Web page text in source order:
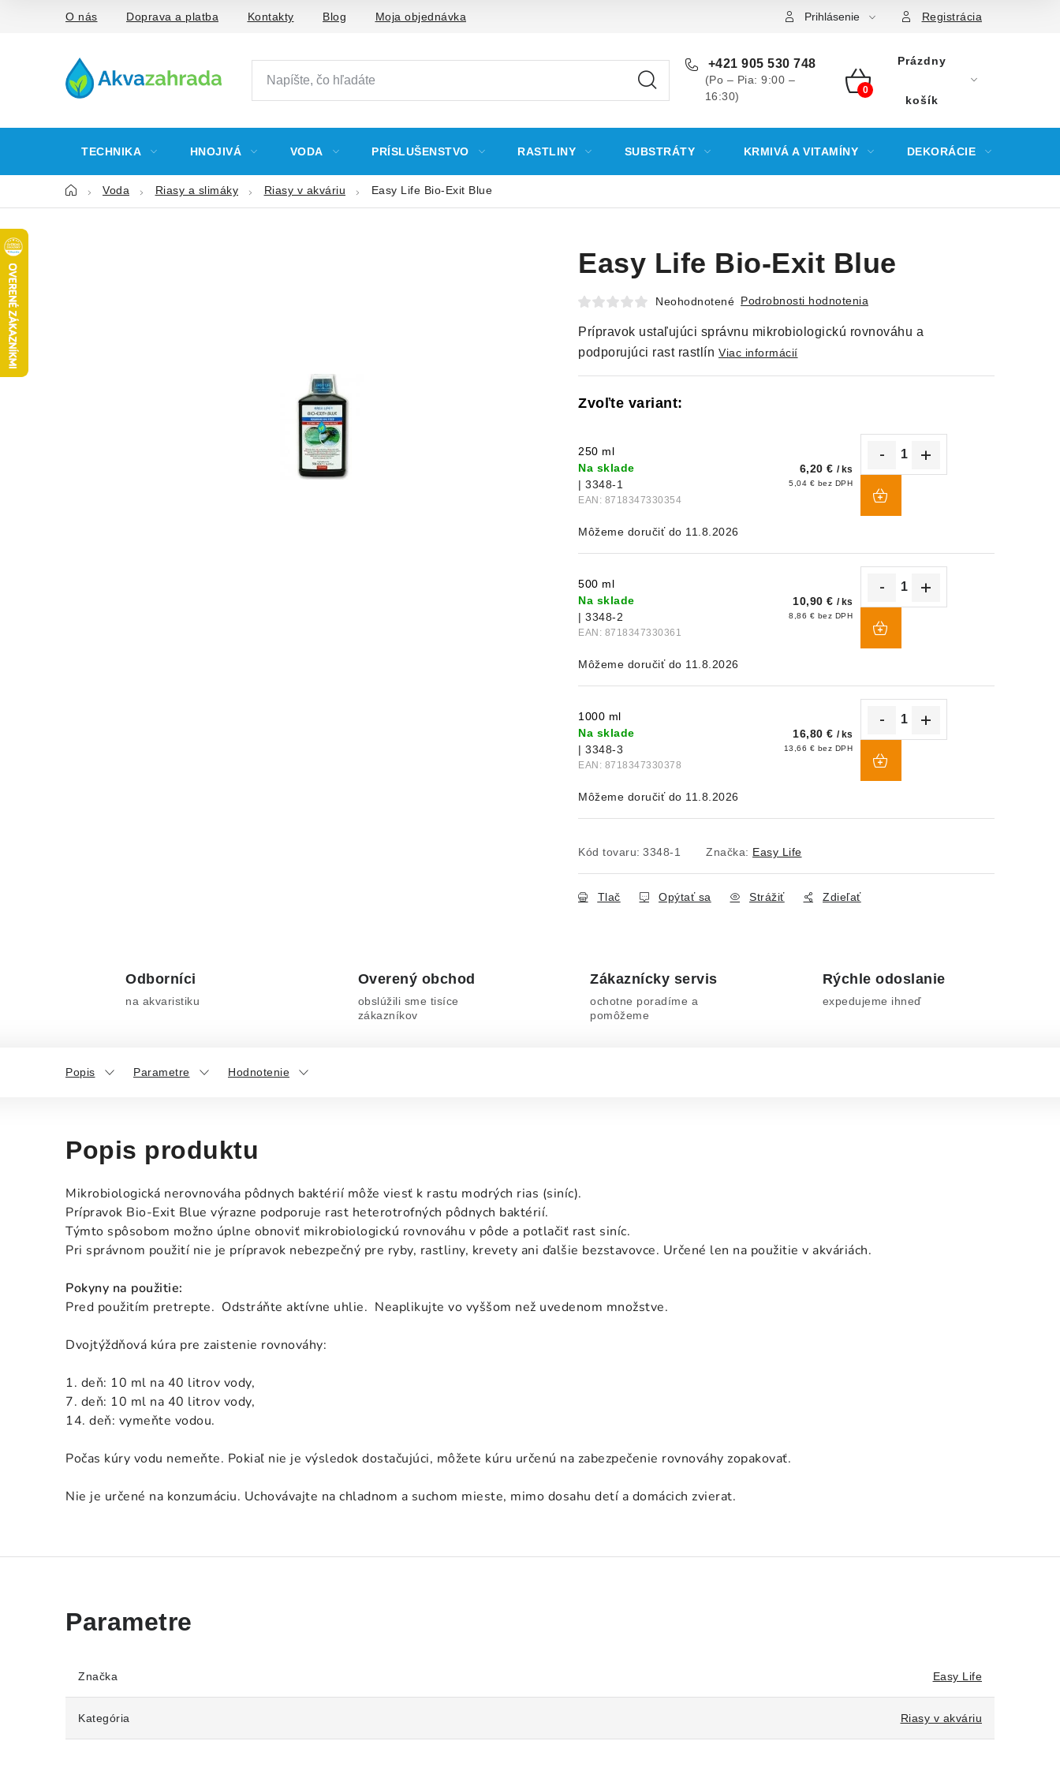
O nás Doprava a platba Kontakty Blog Moja objednávka Prihlásenie Registrácia
+421 905 530 748
(Po – Pia: 9:00 –
16:30)
NÁKUPNÝ
Prázdny
košík
TECHNIKA HNOJIVÁ VODA PRÍSLUŠENSTVO RASTLINY SUBSTRÁTY KRMIVÁ A VITAMÍNY DEKORÁCIE
DomovVoda Riasy a slimáky Riasy v akváriu Easy Life Bio-Exit Blue
Easy Life Bio-Exit Blue
Neohodnotené Podrobnosti hodnotenia
Prípravok ustaľujúci správnu mikrobiologickú rovnováhu a
podporujúci rast rastlín Viac informácií
250 ml
Na sklade
| 3348-1
EAN: 8718347330354
6,20 € / ks
5,04 € bez DPH
11.8.2026
500 ml
Na sklade
| 3348-2
EAN: 8718347330361
10,90 € / ks
8,86 € bez DPH
11.8.2026
1000 ml
Na sklade
| 3348-3
EAN: 8718347330378
16,80 € / ks
13,66 € bez DPH
11.8.2026
Kód tovaru: 3348-1 Značka: Easy Life
Tlač Opýtať sa Strážiť Zdieľať
Odborníci
na akvaristiku
Overený obchod
obslúžili sme tisíce
zákazníkov
Zákaznícky servis
ochotne poradíme a
pomôžeme
Rýchle odoslanie
expedujeme ihneď
Popis Parametre Hodnotenie
Popis produktu
Mikrobiologická nerovnováha pôdnych baktérií môže viesť k rastu modrých rias (siníc).
Prípravok Bio-Exit Blue výrazne podporuje rast heterotrofných pôdnych baktérií.
Týmto spôsobom možno úplne obnoviť mikrobiologickú rovnováhu v pôde a potlačiť rast siníc.
Pri správnom použití nie je prípravok nebezpečný pre ryby, rastliny, krevety ani ďalšie bezstavovce. Určené len na použitie v akváriách.
Pokyny na použitie:
Pred použitím pretrepte. Odstráňte aktívne uhlie. Neaplikujte vo vyššom než uvedenom množstve.
Dvojtýždňová kúra pre zaistenie rovnováhy:
1. deň: 10 ml na 40 litrov vody,
7. deň: 10 ml na 40 litrov vody,
14. deň: vymeňte vodou.
Počas kúry vodu nemeňte. Pokiaľ nie je výsledok dostačujúci, môžete kúru určenú na zabezpečenie rovnováhy zopakovať.
Nie je určené na konzumáciu. Uchovávajte na chladnom a suchom mieste, mimo dosahu detí a domácich zvierat.
Značka Easy Life
Kategória Riasy v akváriu